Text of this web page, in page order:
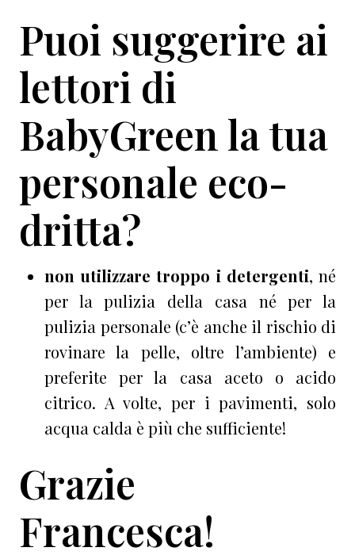
Puoi suggerire ai
lettori di
BabyGreen la tua
personale eco-
dritta?
non utilizzare troppo i detergenti, né
per la pulizia della casa né per la
pulizia personale (c’è anche il rischio di
rovinare la pelle, oltre l’ambiente) e
preferite per la casa aceto o acido
citrico. A volte, per i pavimenti, solo
acqua calda è più che sufficiente!
Grazie
Francesca!